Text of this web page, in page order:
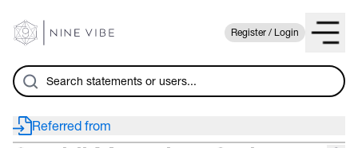
Register / Login
Referred from